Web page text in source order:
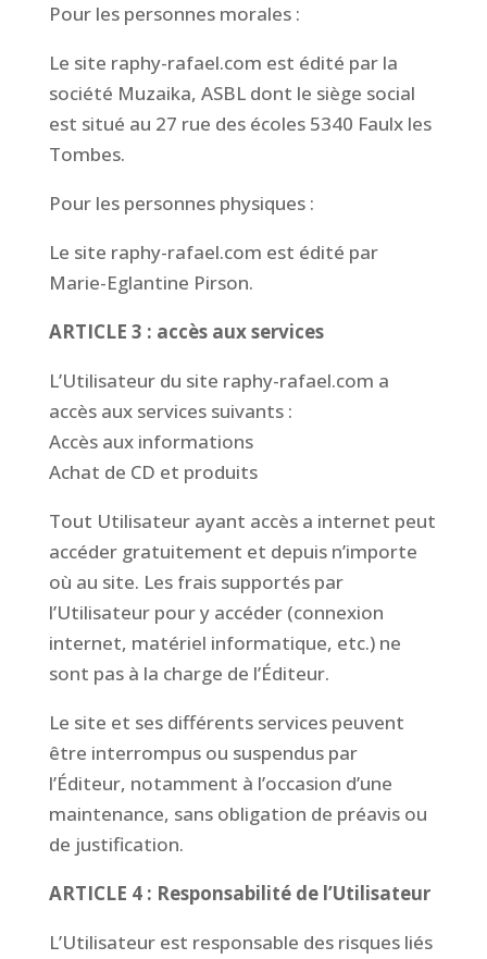
Pour les personnes morales :
Le site raphy-rafael.com est édité par la
société Muzaika, ASBL dont le siège social
est situé au 27 rue des écoles 5340 Faulx les
Tombes.
Pour les personnes physiques :
Le site raphy-rafael.com est édité par
Marie-Eglantine Pirson.
ARTICLE 3 : accès aux services
L’Utilisateur du site raphy-rafael.com a
accès aux services suivants :
Accès aux informations
Achat de CD et produits
Tout Utilisateur ayant accès a internet peut
accéder gratuitement et depuis n’importe
où au site. Les frais supportés par
l’Utilisateur pour y accéder (connexion
internet, matériel informatique, etc.) ne
sont pas à la charge de l’Éditeur.
Le site et ses différents services peuvent
être interrompus ou suspendus par
l’Éditeur, notamment à l’occasion d’une
maintenance, sans obligation de préavis ou
de justification.
ARTICLE 4 : Responsabilité de l’Utilisateur
L’Utilisateur est responsable des risques liés